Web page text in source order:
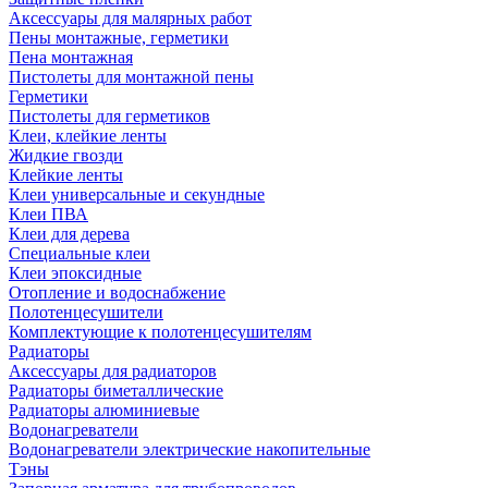
Аксессуары для малярных работ
Пены монтажные, герметики
Пена монтажная
Пистолеты для монтажной пены
Герметики
Пистолеты для герметиков
Клеи, клейкие ленты
Жидкие гвозди
Клейкие ленты
Клеи универсальные и секундные
Клеи ПВА
Клеи для дерева
Специальные клеи
Клеи эпоксидные
Отопление и водоснабжение
Полотенцесушители
Комплектующие к полотенцесушителям
Радиаторы
Аксессуары для радиаторов
Радиаторы биметаллические
Радиаторы алюминиевые
Водонагреватели
Водонагреватели электрические накопительные
Тэны